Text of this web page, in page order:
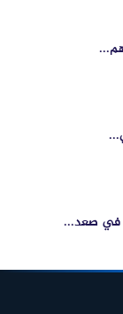
في صعد...